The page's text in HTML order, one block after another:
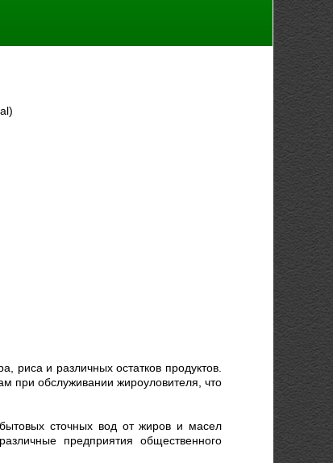
и различных остатков продуктов.
при обслуживании жироуловителя, что
сточных вод от жиров и масел
предприятия общественного